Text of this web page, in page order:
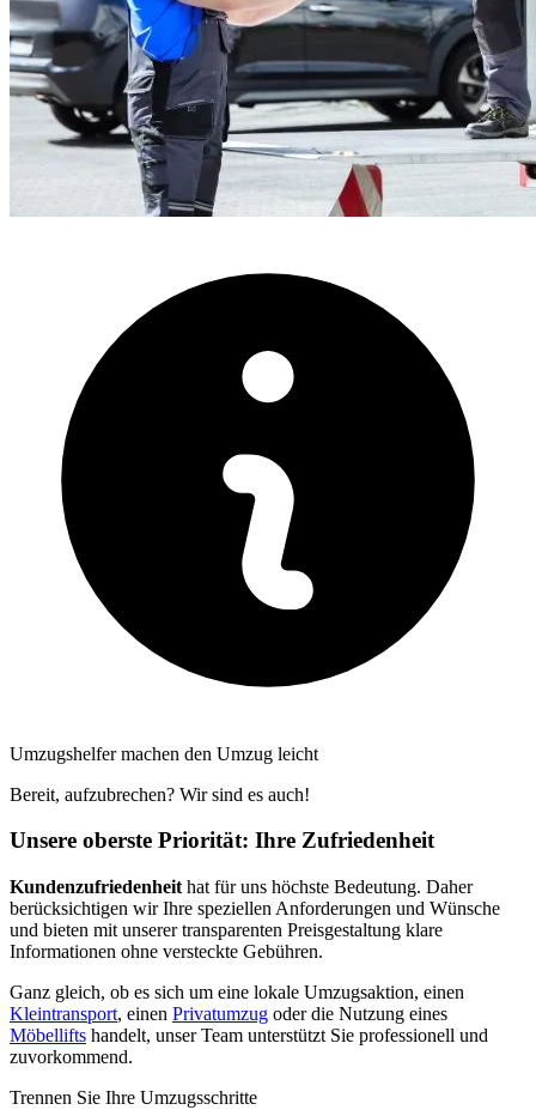
Umzugshelfer machen den Umzug leicht
Bereit, aufzubrechen? Wir sind es auch!
Unsere oberste Priorität: Ihre Zufriedenheit
Kundenzufriedenheit hat für uns höchste Bedeutung. Daher
berücksichtigen wir Ihre speziellen Anforderungen und Wünsche
und bieten mit unserer transparenten Preisgestaltung klare
Informationen ohne versteckte Gebühren.
Ganz gleich, ob es sich um eine lokale Umzugsaktion, einen
Kleintransport, einen Privatumzug oder die Nutzung eines
Möbellifts handelt, unser Team unterstützt Sie professionell und
zuvorkommend.
Trennen Sie Ihre Umzugsschritte